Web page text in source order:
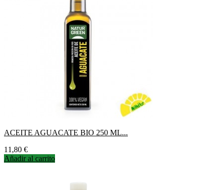
ACEITE AGUACATE BIO 250 ML...
Precio
11,80 €
Añadir al carrito